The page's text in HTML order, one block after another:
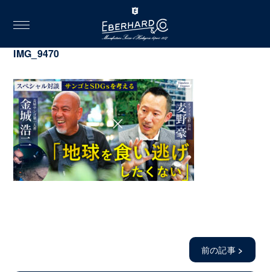
toggle
navigation
IMG_9470
前の記事 >